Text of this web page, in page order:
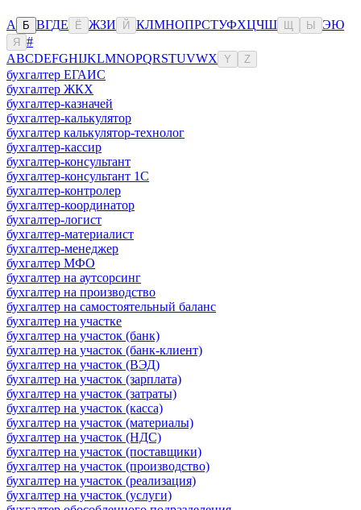
А Б ВГДЕ Ё ЖЗИ Й КЛМНОПРСТУФХЦЧШ Ы ЭЮ
Я
#
ABCDEFGHIJKLMNOPQRSTUVWX Y Z
бухгалтер ЕГАИС
бухгалтер ЖКХ
бухгалтер-казначей
бухгалтер-калькулятор
бухгалтер калькулятор-технолог
бухгалтер-кассир
бухгалтер-консультант
бухгалтер-консультант 1С
бухгалтер-контролер
бухгалтер-координатор
бухгалтер-логист
бухгалтер-материалист
бухгалтер-менеджер
бухгалтер МФО
бухгалтер на аутсорсинг
бухгалтер на производство
бухгалтер на самостоятельный баланс
бухгалтер на участке
бухгалтер на участок (банк)
бухгалтер на участок (банк-клиент)
бухгалтер на участок (ВЭД)
бухгалтер на участок (зарплата)
бухгалтер на участок (затраты)
бухгалтер на участок (касса)
бухгалтер на участок (материалы)
бухгалтер на участок (НДС)
бухгалтер на участок (поставщики)
бухгалтер на участок (производство)
бухгалтер на участок (реализация)
бухгалтер на участок (услуги)